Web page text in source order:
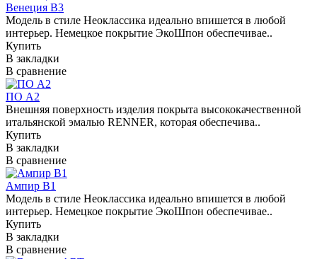
Венеция В3
Модель в стиле Неоклассика идеально впишется в любой
интерьер. Немецкое покрытие ЭкоШпон обеспечивае..
Купить
В закладки
В сравнение
ПО А2
Внешняя поверхность изделия покрыта высококачественной
итальянской эмалью RENNER, которая обеспечива..
Купить
В закладки
В сравнение
Ампир В1
Модель в стиле Неоклассика идеально впишется в любой
интерьер. Немецкое покрытие ЭкоШпон обеспечивае..
Купить
В закладки
В сравнение